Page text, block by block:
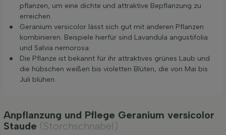
pflanzen, um eine dichte und attraktive Bepflanzung zu
erreichen.
Geranium versicolor lässt sich gut mit anderen Pflanzen
kombinieren. Beispiele hierfür sind Lavandula angustifolia
und Salvia nemorosa.
Die Pflanze ist bekannt für ihr attraktives grünes Laub und
die hübschen weißen bis violetten Blüten, die von Mai bis
Juli blühen.
Anpflanzung und Pflege Geranium versicolor
Staude (Storchschnabel)